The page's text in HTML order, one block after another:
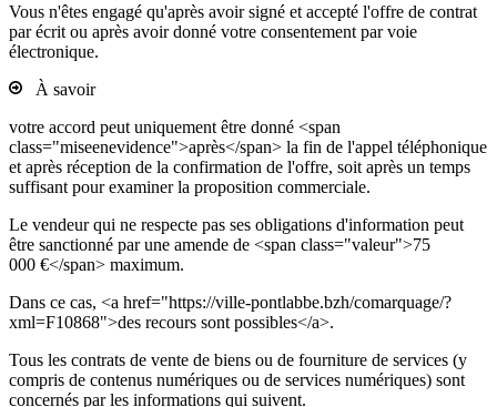
Vous n'êtes engagé qu'après avoir signé et accepté l'offre de contrat
par écrit ou après avoir donné votre consentement par voie
électronique.
À savoir
votre accord peut uniquement être donné <span
class="miseenevidence">après</span> la fin de l'appel téléphonique
et après réception de la confirmation de l'offre, soit après un temps
suffisant pour examiner la proposition commerciale.
Le vendeur qui ne respecte pas ses obligations d'information peut
être sanctionné par une amende de <span class="valeur">75
000 €</span> maximum.
Dans ce cas, <a href="https://ville-pontlabbe.bzh/comarquage/?
xml=F10868">des recours sont possibles</a>.
Tous les contrats de vente de biens ou de fourniture de services (y
compris de contenus numériques ou de services numériques) sont
concernés par les informations qui suivent.